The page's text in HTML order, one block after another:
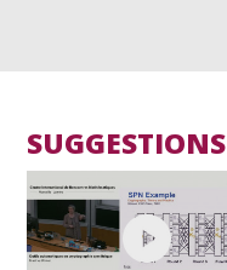
SUGGESTIONS